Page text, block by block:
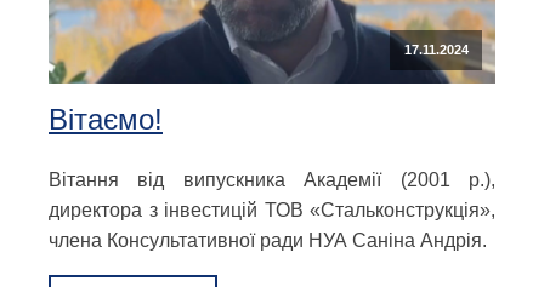
17.11.2024
Вітаємо!
Вітання від випускника Академії (2001 р.),
директора з інвестицій ТОВ «Стальконструкція»,
члена Консультативної ради НУА Саніна Андрія.